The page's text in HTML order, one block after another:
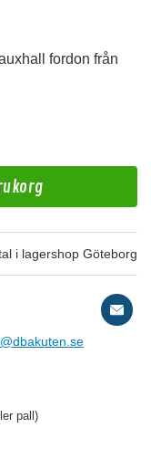
fordon från
i lagershop Göteborg
pall)